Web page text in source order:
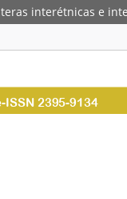
interétnicas e